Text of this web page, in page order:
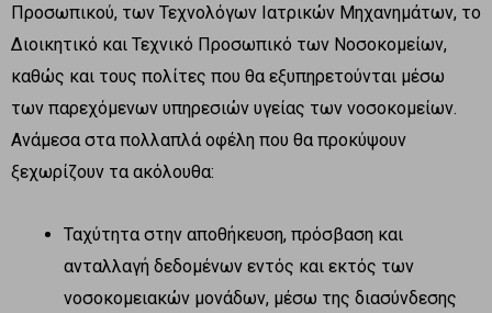
Προσωπικού, των Τεχνολόγων Ιατρικών Μηχανημάτων, το
Διοικητικό και Τεχνικό Προσωπικό των Νοσοκομείων,
καθώς και τους πολίτες που θα εξυπηρετούνται μέσω
των παρεχόμενων υπηρεσιών υγείας των νοσοκομείων.
Ανάμεσα στα πολλαπλά οφέλη που θα προκύψουν
ξεχωρίζουν τα ακόλουθα:
Ταχύτητα στην αποθήκευση, πρόσβαση και
ανταλλαγή δεδομένων εντός και εκτός των
νοσοκομειακών μονάδων, μέσω της διασύνδεσης